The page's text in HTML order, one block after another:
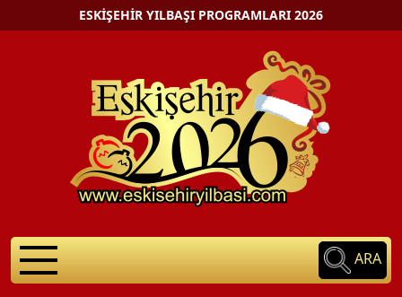
ESKIŞEHIR YILBAŞI PROGRAMLARI 2026
ARA